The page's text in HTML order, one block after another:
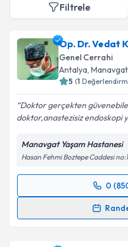
Filtrele
Op. Dr. Vedat
Genel Cerrahi
Antalya, Manavgat
5 (1
Doktor gerçekten
doktor,anastezisiz endoskopi
Manavgat Yaşam Hastanesi
Hasan Fehmi Boztepe Caddesi
0
Randevu Takvimi